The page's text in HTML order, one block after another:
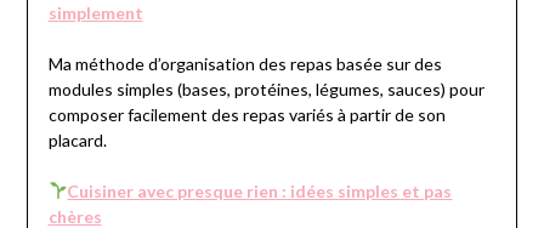
simplement
Ma méthode d’organisation des repas basée sur des
modules simples (bases, protéines, légumes, sauces) pour
composer facilement des repas variés à partir de son
placard.
Cuisiner avec presque rien : idées simples et pas
chères